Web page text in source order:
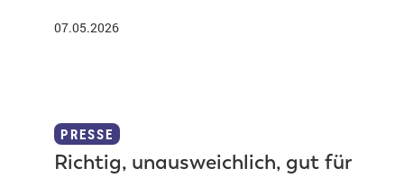
07.05.2026
PRESSE
Richtig, unausweichlich, gut für